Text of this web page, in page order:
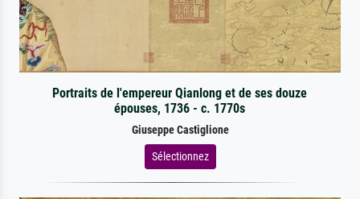
Portraits de l'empereur Qianlong et de ses douze
épouses, 1736 - c. 1770s
Giuseppe Castiglione
Sélectionnez